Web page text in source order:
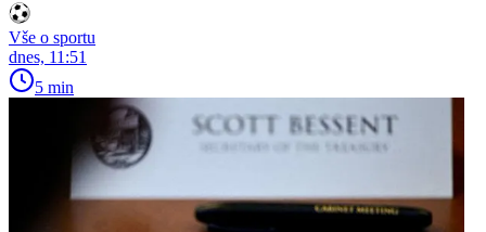
Vše o sportu
dnes, 11:51
5 min